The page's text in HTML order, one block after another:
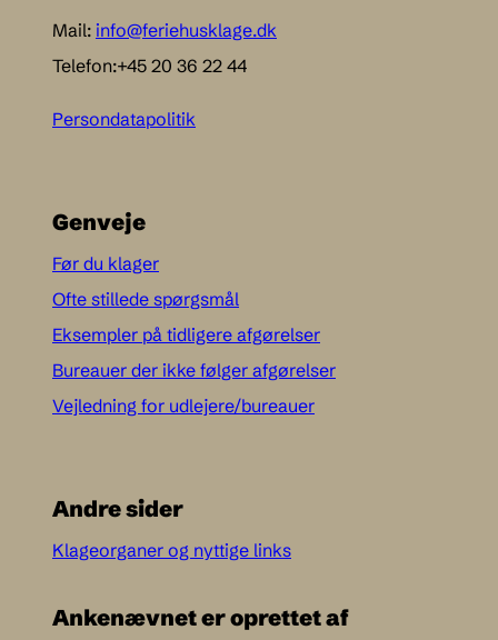
Mail: info@feriehusklage.dk
Telefon:+45 20 36 22 44
Persondatapolitik
Genveje
Før du klager
Ofte stillede spørgsmål
Eksempler på tidligere afgørelser
Bureauer der ikke følger afgørelser
Vejledning for udlejere/bureauer
Andre sider
Klageorganer og nyttige links
Ankenævnet er oprettet af